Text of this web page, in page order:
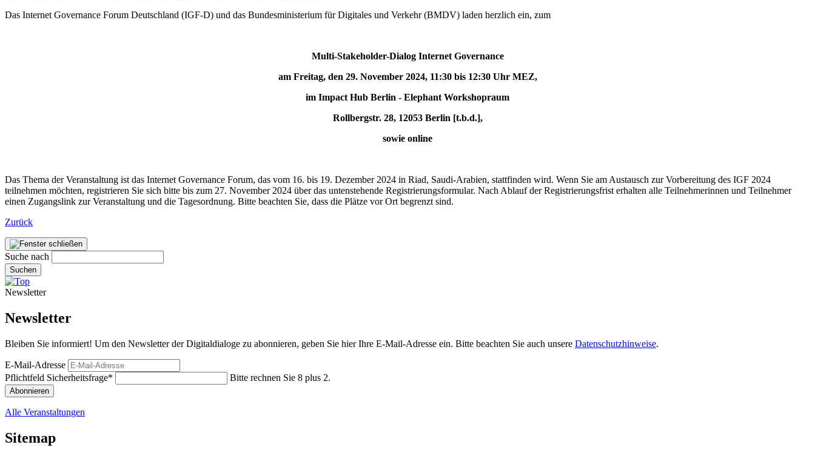
Das Internet Governance Forum Deutschland (IGF-D) und das Bundesministerium für Digitales und Verkehr (BMDV) laden herzlich ein, zum
Multi-Stakeholder-Dialog Internet Governance
am Freitag, den 29. November 2024, 11:30 bis 12:30 Uhr MEZ,
im Impact Hub Berlin - Elephant Workshopraum
Rollbergstr. 28, 12053 Berlin [t.b.d.],
sowie online
Das Thema der Veranstaltung ist das Internet Governance Forum, das vom 16. bis 19. Dezember 2024 in Riad, Saudi-Arabien, stattfinden wird. Wenn Sie am Austausch zur Vorbereitung des IGF 2024
teilnehmen möchten, registrieren Sie sich bitte bis zum 27. November 2024 über das untenstehende Registrierungsformular. Nach Ablauf der Registrierungsfrist erhalten alle Teilnehmerinnen und Teilnehmer
einen Zugangslink zur Veranstaltung und die Tagesordnung. Bitte beachten Sie, dass die Plätze vor Ort begrenzt sind.
Zurück
Suche nach
Suchen
Newsletter
Newsletter
Bleiben Sie informiert! Um den Newsletter der Digitaldialoge zu abonnieren, geben Sie hier Ihre E-Mail-Adresse ein. Bitte beachten Sie auch unsere Datenschutzhinweise.
E-Mail-Adresse
Pflichtfeld Sicherheitsfrage* Bitte rechnen Sie 8 plus 2.
Abonnieren
Alle Veranstaltungen
Sitemap